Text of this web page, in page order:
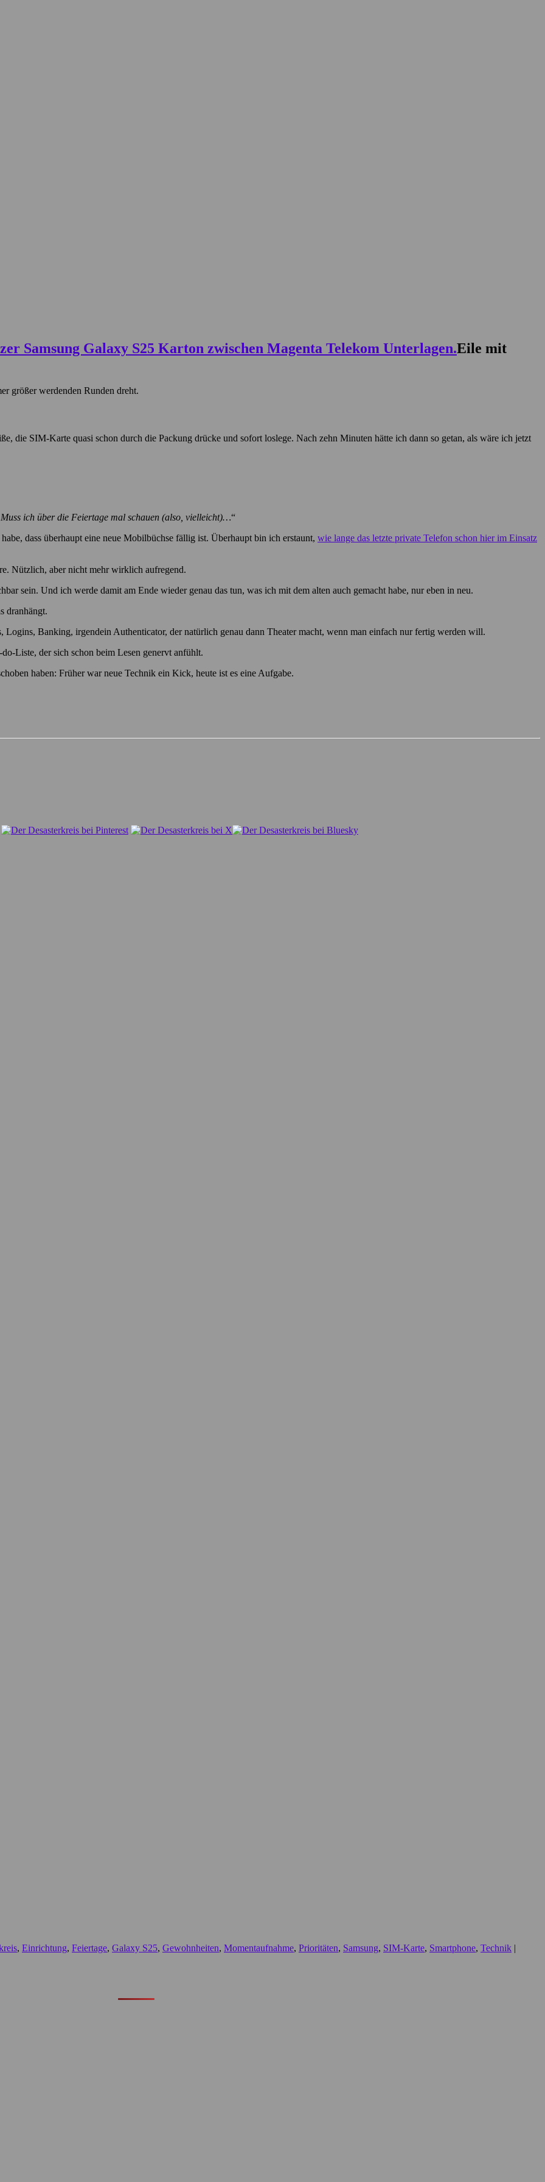
Eile mit
größer werdenden Runden dreht.
die SIM-Karte quasi schon durch die Packung drücke und sofort loslege. Nach zehn Minuten hätte ich dann so getan, als wäre ich jetzt
ich über die Feiertage mal schauen (also, vielleicht)…“
dass überhaupt eine neue Mobilbüchse fällig ist. Überhaupt bin ich erstaunt, wie lange das letzte private Telefon schon hier im Einsatz
Nützlich, aber nicht mehr wirklich aufregend.
sein. Und ich werde damit am Ende wieder genau das tun, was ich mit dem alten auch gemacht habe, nur eben in neu.
dranhängt.
Banking, irgendein Authenticator, der natürlich genau dann Theater macht, wenn man einfach nur fertig werden will.
Liste, der sich schon beim Lesen genervt anfühlt.
haben: Früher war neue Technik ein Kick, heute ist es eine Aufgabe.
, Einrichtung, Feiertage, Galaxy S25, Gewohnheiten, Momentaufnahme, Prioritäten, Samsung, SIM-Karte, Smartphone, Technik |